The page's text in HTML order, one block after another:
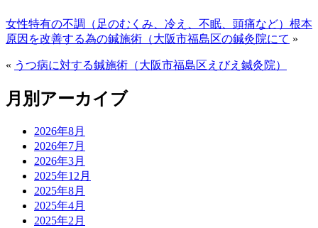
女性特有の不調（足のむくみ、冷え、不眠、頭痛など）根本
原因を改善する為の鍼施術（大阪市福島区の鍼灸院にて »
« うつ病に対する鍼施術（大阪市福島区えびえ鍼灸院）
月別アーカイブ
2026年8月
2026年7月
2026年3月
2025年12月
2025年8月
2025年4月
2025年2月